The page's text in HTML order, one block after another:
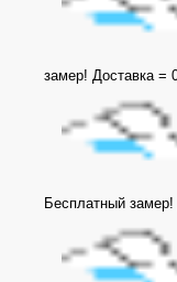
замер! Доставка =
Бесплатный